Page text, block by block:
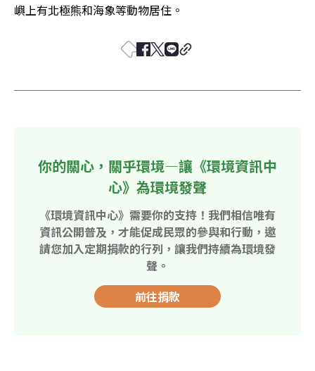
嶼上有北極熊和海象等動物居住。
你的關心，關乎環境—讓《環境資訊中
心》為環境發聲
《環境資訊中心》需要你的支持！我們相信唯有
資訊公開普及，才能促成民眾的參與和行動，邀
請您加入定期捐款的行列，讓我們持續為環境發
聲。
前往捐款